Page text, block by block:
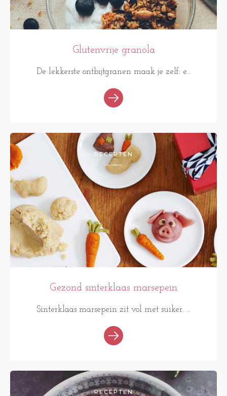
Glutenvrije granola
De lekkerste ontbijtgranen maak je zelf: e...
RECEPTEN
Gezond sinterklaas marsepein
Sinterklaas marsepein zit vol met suiker. ...
RECEPTEN